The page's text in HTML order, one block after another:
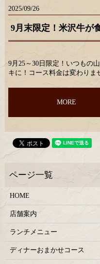
2025/09/26
9月末限定！米沢牛が
9月25～30日限定！いつもの
キに！コース料金は変わり
MORE
HOME
店舗案内
ランチメニュー
ディナーおまかせコース